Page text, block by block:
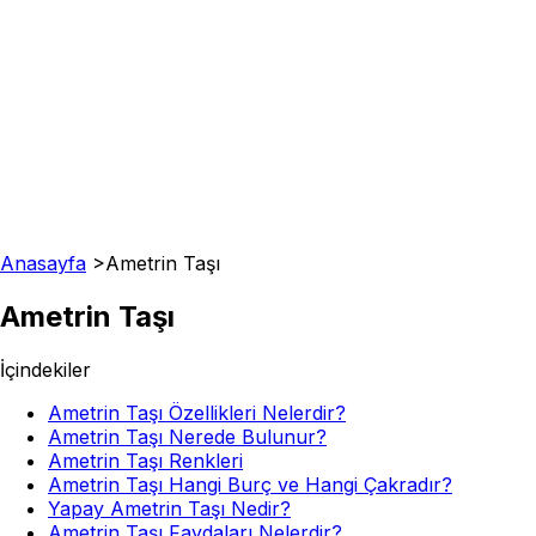
Anasayfa >Ametrin Taşı
Ametrin Taşı
İçindekiler
Ametrin Taşı Özellikleri Nelerdir?
Ametrin Taşı Nerede Bulunur?
Ametrin Taşı Renkleri
Ametrin Taşı Hangi Burç ve Hangi Çakradır?
Yapay Ametrin Taşı Nedir?